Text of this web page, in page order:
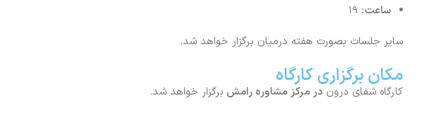
ساعت:
سایر جلسات بصورت هفته درمیان برگزار خواهد شد.
مکان برگزاری کارگاه
کارگاه شفای درون در مرکز مشاوره رامش برگزار خواهد شد.